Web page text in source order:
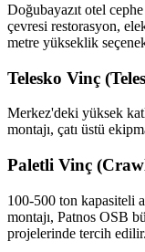
Doğubayazıt otel
çevresi restorasyon,
metre yükseklik
Telesko Vinç
Merkez'deki yüksek
montajı, çatı üstü
Paletli Vinç
100-500 ton kapasiteli
montajı, Patnos OSB
projelerinde tercih edilir.